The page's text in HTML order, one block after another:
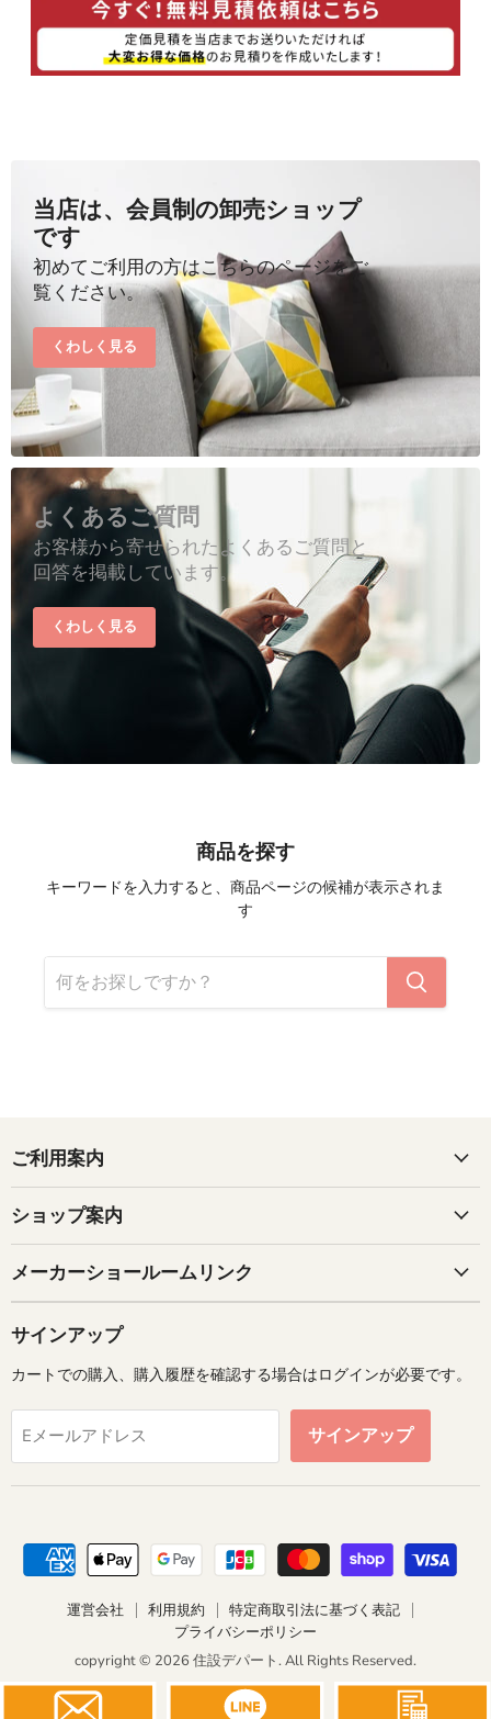
当店は、会員制の卸売ショップ
です
初めてご利用の方はこちらのページをご
覧ください。
くわしく見る
よくあるご質問
お客様から寄せられたよくあるご質問と
回答を掲載しています。
くわしく見る
商品を探す
キーワードを入力すると、商品ページの候補が表示されま
す
ご利用案内
ショップ案内
メーカーショールームリンク
サインアップ
カートでの購入、購入履歴を確認する場合はログインが必要です。
Eメールアドレス サインアップ
運営会社 利用規約
特定商取引法に基づく表記
プライバシーポリシー
copyright © 2026 住設デパート. All Rights Reserved.